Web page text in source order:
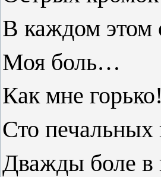
В каждом этом
Моя боль…
Как мне горько!
Сто печальных
Дважды боле в